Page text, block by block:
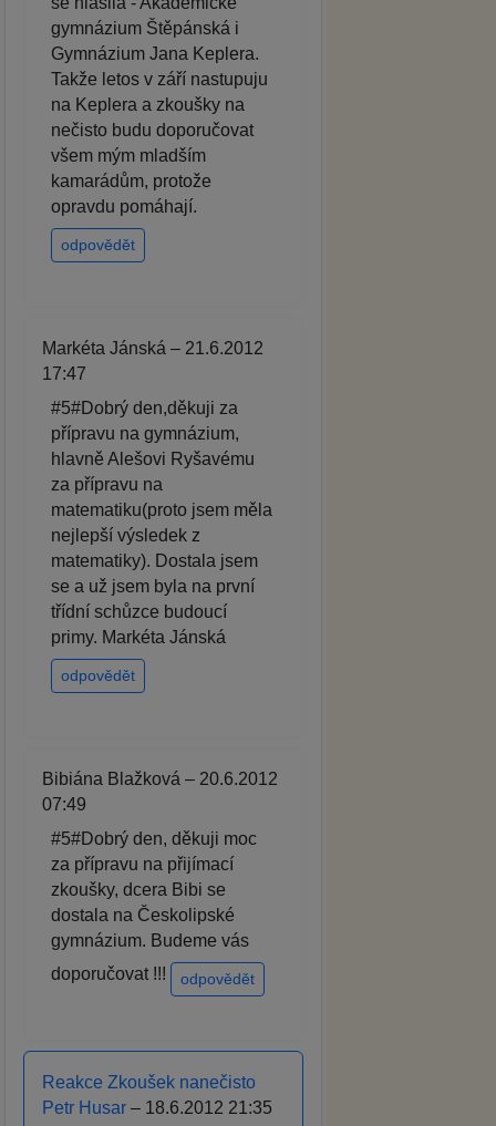
gymnázium Štěpánská i
Gymnázium Jana Keplera.
Takže letos v září nastupuju
na Keplera a zkoušky na
nečisto budu doporučovat
všem mým mladším
kamarádům, protože
opravdu pomáhají.
odpovědět
Markéta Jánská – 21.6.2012
17:47
#5#Dobrý den,děkuji za
přípravu na gymnázium,
hlavně Alešovi Ryšavému
za přípravu na
matematiku(proto jsem měla
nejlepší výsledek z
matematiky). Dostala jsem
se a už jsem byla na první
třídní schůzce budoucí
primy. Markéta Jánská
odpovědět
Bibiána Blažková – 20.6.2012
07:49
#5#Dobrý den, děkuji moc
za přípravu na přijímací
zkoušky, dcera Bibi se
dostala na Českolipské
gymnázium. Budeme vás
doporučovat !!!
odpovědět
Reakce Zkoušek nanečisto
Petr Husar – 18.6.2012 21:35